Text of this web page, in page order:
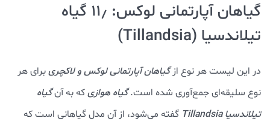
گیاهان آپارتمانی لوکس: ۱۱٫ گیاه
تیلاندسیا (Tillandsia
)
در این لیست هر نوع ازگیاهان آپارتمانی لوکس و لاکچریبرای هر
نوع سلیقه‌ای جمع‌آوری شده است.گیاه هوازیکه به آنگیاه
تیلاندسیا Tillandsia
گفته می‌شود، از آن مدل گیاهانی است که